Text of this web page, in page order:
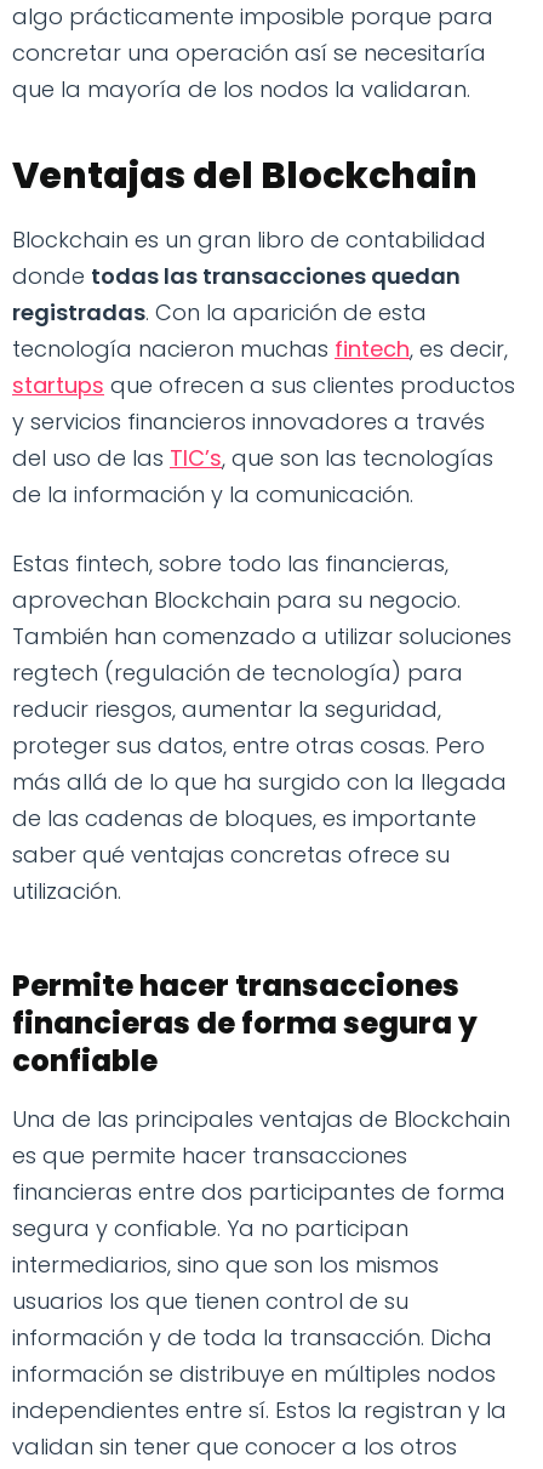
algo prácticamente imposible porque para
concretar una operación así se necesitaría
que la mayoría de los nodos la validaran.
Ventajas del Blockchain
Blockchain es un gran libro de contabilidad
donde todas las transacciones quedan
registradas. Con la aparición de esta
tecnología nacieron muchas fintech, es decir,
startups que ofrecen a sus clientes productos
y servicios financieros innovadores a través
del uso de las TIC’s, que son las tecnologías
de la información y la comunicación.
Estas fintech, sobre todo las financieras,
aprovechan Blockchain para su negocio.
También han comenzado a utilizar soluciones
regtech (regulación de tecnología) para
reducir riesgos, aumentar la seguridad,
proteger sus datos, entre otras cosas. Pero
más allá de lo que ha surgido con la llegada
de las cadenas de bloques, es importante
saber qué ventajas concretas ofrece su
utilización.
Permite hacer transacciones
financieras de forma segura y
confiable
Una de las principales ventajas de Blockchain
es que permite hacer transacciones
financieras entre dos participantes de forma
segura y confiable. Ya no participan
intermediarios, sino que son los mismos
usuarios los que tienen control de su
información y de toda la transacción. Dicha
información se distribuye en múltiples nodos
independientes entre sí. Estos la registran y la
validan sin tener que conocer a los otros